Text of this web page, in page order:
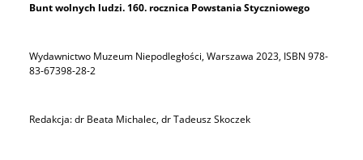
Bunt wolnych ludzi. 160. rocznica Powstania Styczniowego
Wydawnictwo Muzeum Niepodległości, Warszawa 2023, ISBN 978-
83-67398-28-2
Redakcja: dr Beata Michalec, dr Tadeusz Skoczek